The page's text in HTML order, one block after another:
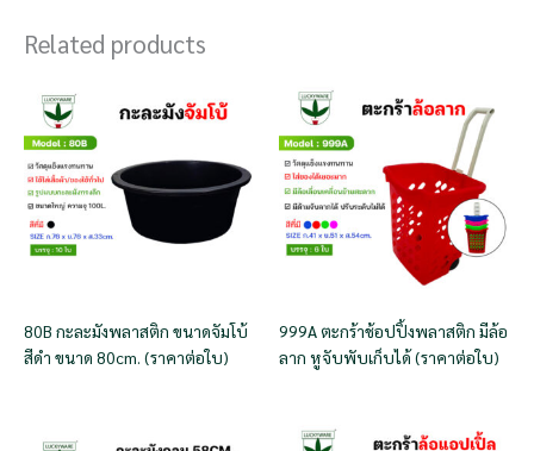
Related products
80B กะละมังพลาสติก ขนาดจัมโบ้
สีดำ ขนาด 80cm. (ราคาต่อใบ)
999A ตะกร้าช้อปปิ้งพลาสติก มีล้อ
ลาก หูจับพับเก็บได้ (ราคาต่อใบ)